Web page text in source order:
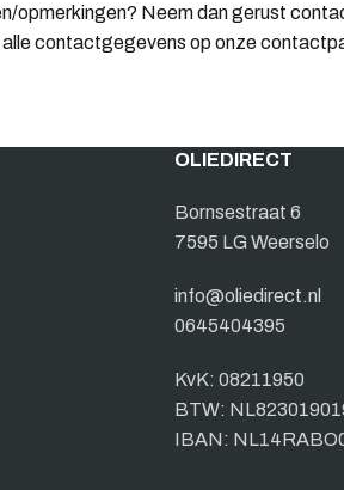
opmerkingen? Neem dan gerust
contactgegevens op onze
OLIEDIRECT
Bornsestraat 6
7595 LG Weerselo
info@oliedirect.nl
0645404395
KvK: 08211950
BTW:
IBAN: